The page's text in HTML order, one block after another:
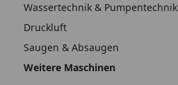
Wassertechnik & Pumpentechnik
Druckluft
Saugen & Absaugen
Weitere Maschinen